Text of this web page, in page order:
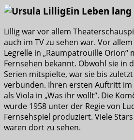
Ein Leben
Lillig war vor allem
auch im TV zu sehen war. Vor
Legrelle in „Raumpatrouille Orion“
Fernsehen bekannt. Obwohl sie in
Serien mitspielte, war sie bis
verbunden. Ihren ersten Auftritt im
als Viola in „Was ihr wollt“. Die
wurde 1958 unter der Regie von
Fernsehspiel produziert. Viele
waren dort zu sehen.